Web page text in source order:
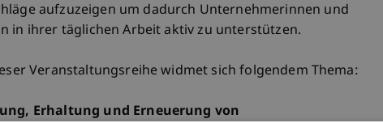
aufzuzeigen um dadurch Unternehmerinnen und
in ihrer täglichen Arbeit aktiv zu unterstützen.
Veranstaltungsreihe widmet sich folgendem Thema:
Erhaltung und Erneuerung von